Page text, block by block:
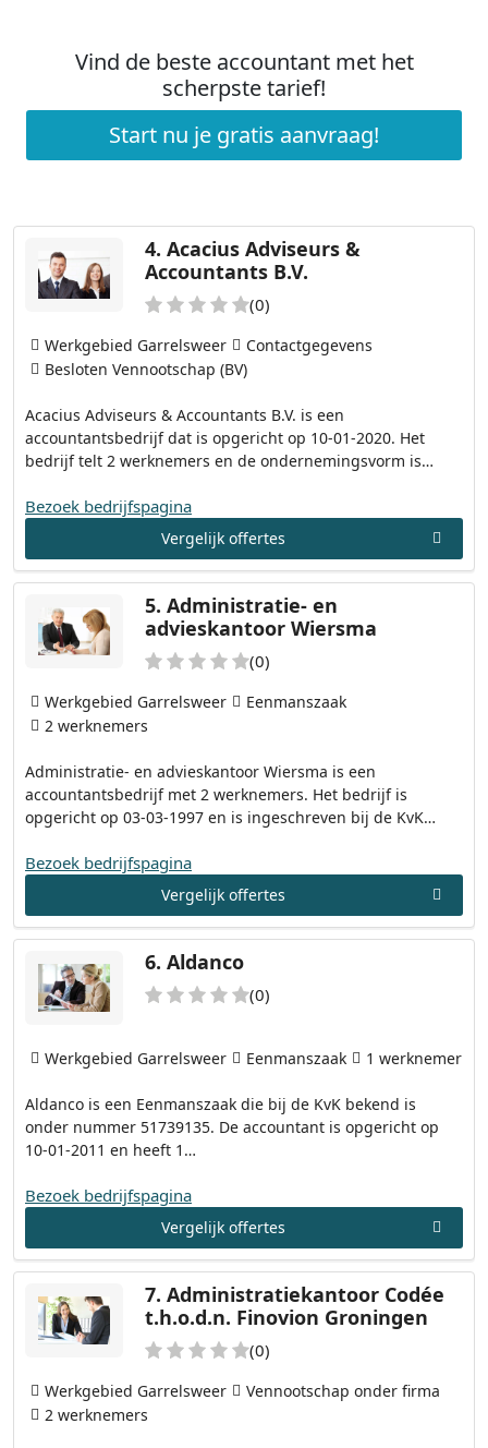
Vind de beste accountant met het
scherpste tarief!
Start nu je gratis aanvraag!
4. Acacius Adviseurs &
Accountants B.V.
(0)
Acacius Adviseurs & Accountants B.V. is een
accountantsbedrijf dat is opgericht op 10-01-2020. Het
bedrijf telt 2 werknemers en de ondernemingsvorm is…
Werkgebied Garrelsweer
Contactgegevens
Besloten Vennootschap (BV)
Bezoek bedrijfspagina
Vergelijk offertes
5. Administratie- en
advieskantoor Wiersma
(0)
Administratie- en advieskantoor Wiersma is een
accountantsbedrijf met 2 werknemers. Het bedrijf is
opgericht op 03-03-1997 en is ingeschreven bij de KvK…
Werkgebied Garrelsweer
Eenmanszaak
2 werknemers
Bezoek bedrijfspagina
Vergelijk offertes
6. Aldanco
(0)
Aldanco is een Eenmanszaak die bij de KvK bekend is
onder nummer 51739135. De accountant is opgericht op
10-01-2011 en heeft 1…
Werkgebied Garrelsweer Eenmanszaak 1 werknemer
Bezoek bedrijfspagina
Vergelijk offertes
7. Administratiekantoor Codée
t.h.o.d.n. Finovion Groningen
(0)
Werkgebied Garrelsweer
Vennootschap onder firma
2 werknemers